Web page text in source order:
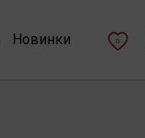
Новинки 0